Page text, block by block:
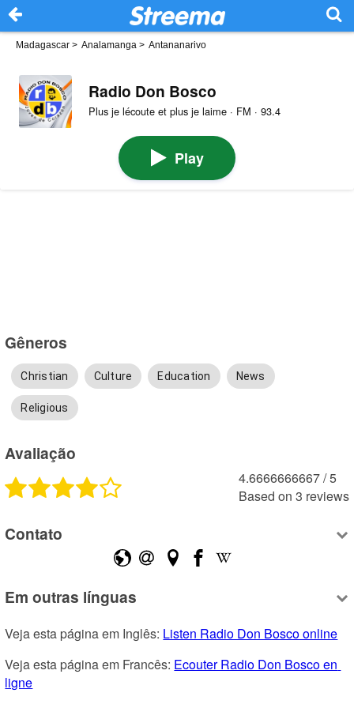
Madagascar > Analamanga > Antananarivo
Radio Don Bosco
Plus je lécoute et plus je laime · FM · 93.4
Play
Gêneros
Christian Culture Education News
Religious
Avaliação
4.6666666667 /5
Based on 3 reviews
Contato
Em outras línguas
Veja esta página em Inglês: Listen Radio Don Bosco online
Veja esta página em Francês: Ecouter Radio Don Bosco en
ligne